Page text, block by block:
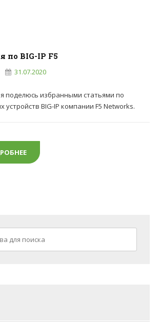
по BIG-IP F5
31.07.2020
поделюсь избранными статьями по
устройств BIG-IP компании F5 Networks.
ДОКУМЕНТАЦИЯ ПО BIG-IP F5